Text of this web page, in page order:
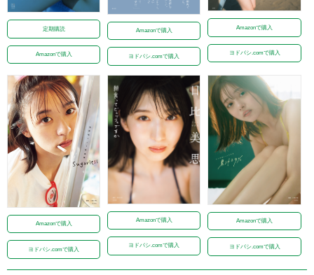
定期購読
Amazonで購入
Amazonで購入
ヨドバシ.comで購入
Amazonで購入
ヨドバシ.comで購入
Amazonで購入
ヨドバシ.comで購入
Amazonで購入
ヨドバシ.comで購入
Amazonで購入
ヨドバシ.comで購入